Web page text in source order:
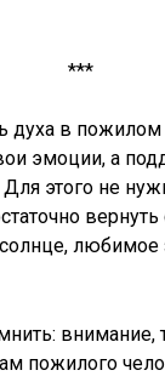
***
духа в пожилом
эмоции, а
этого не
солнце,
внимание,
пожилого